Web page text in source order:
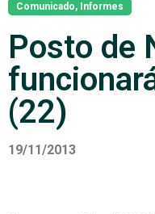
Comunicado, Informes
Posto de
(22)
19/11/2013